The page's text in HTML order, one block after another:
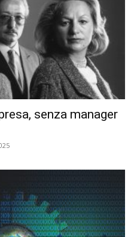
senza manager